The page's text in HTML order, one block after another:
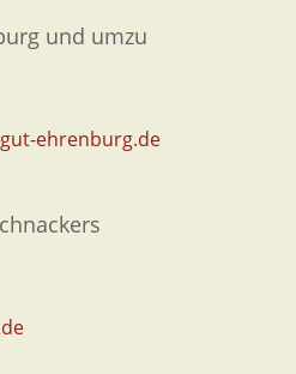
und umzu
ehrenburg.de